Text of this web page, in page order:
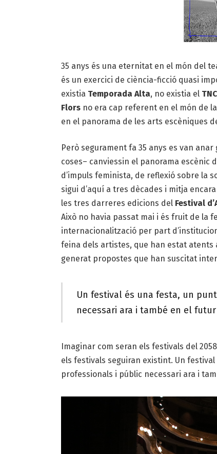
35 anys és una eternitat en el món del
és un exercici de ciència-ficció quasi
existia Temporada Alta, no existia el TNC
Florsno era cap referent en el món de
en el panorama de les arts escèniques
Però segurament fa 35 anys es van
coses– canviessin el panorama escènic
d’impuls feminista, de reflexió sobre la
sigui d’aquí a tres dècades i mitja
les tres darreres edicions del Festival
Això no havia passat mai i és fruit de la
internacionalització per part
feina dels artistes, que han estat atents
generat propostes que han suscitat
Un festival és una festa, un
necessari ara i també en el futur
Imaginar com seran els festivals del
els festivals seguiran existint. Un
professionals i públic necessari ara i